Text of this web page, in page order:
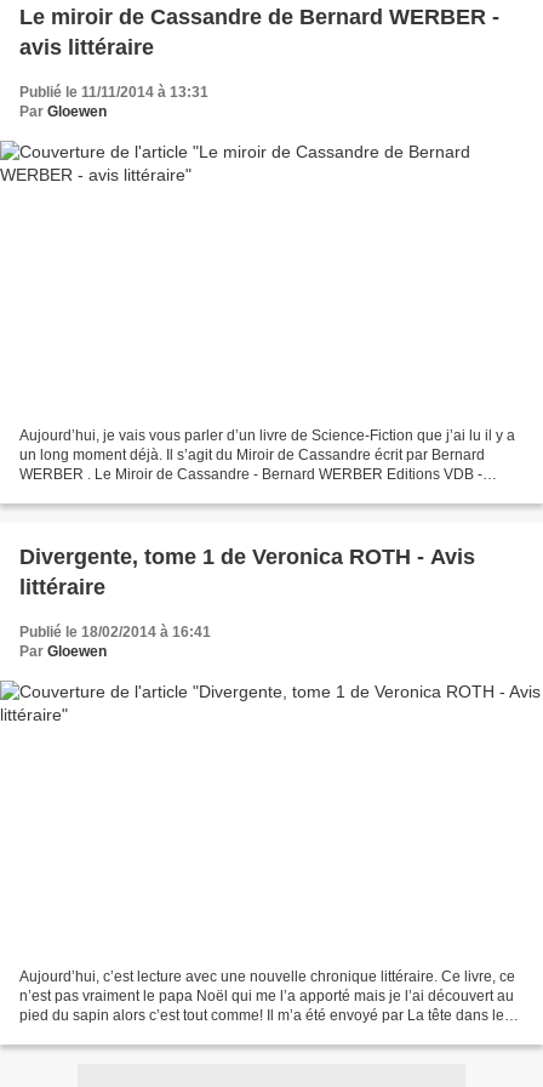
Le miroir de Cassandre de Bernard WERBER -
avis littéraire
Publié le 11/11/2014 à 13:31
Par Gloewen
Aujourd’hui, je vais vous parler d’un livre de Science-Fiction que j’ai lu il y a
un long moment déjà. Il s’agit du Miroir de Cassandre écrit par Bernard
WERBER . Le Miroir de Cassandre - Bernard WERBER Editions VDB -
Divergente, tome 1 de Veronica ROTH - Avis
littéraire
Publié le 18/02/2014 à 16:41
Par Gloewen
Aujourd’hui, c’est lecture avec une nouvelle chronique littéraire. Ce livre, ce
n’est pas vraiment le papa Noël qui me l’a apporté mais je l’ai découvert au
pied du sapin alors c’est tout comme! Il m’a été envoyé par La tête dans les